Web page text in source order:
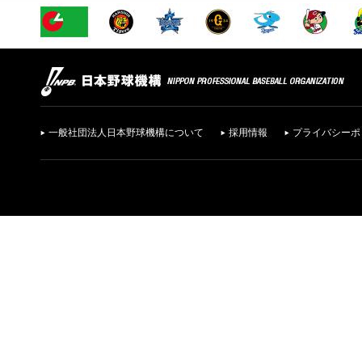
一般社団法人日本野球機構について 採用情報 プライバシー